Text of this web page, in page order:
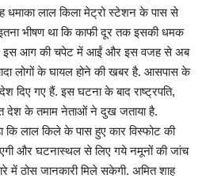
धमाका लाल किला मेट्रो स्टेशन के पास से
भीषण था कि काफी दूर तक इसकी धमक
इस आग की चपेट में आईं और इस वजह से अब
लोगों के घायल होने की खबर है. आसपास के
गए हैं. इस घटना के बाद राष्ट्रपति,
देश के तमाम नेताओं ने दुख जताया है.
कि लाल किले के पास हुए कार विस्फोट की
और घटनास्थल से लिए गये नमूनों की जांच
में ठोस जानकारी मिले सकेगी. अमित शाह